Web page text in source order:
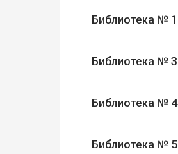
Библиотека № 1
Библиотека № 3
Библиотека № 4
Библиотека № 5